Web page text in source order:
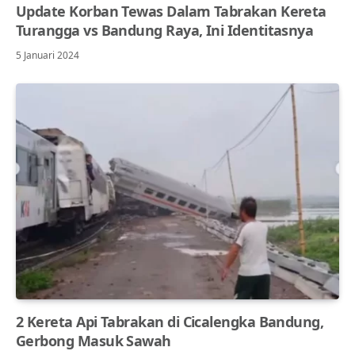
Update Korban Tewas Dalam Tabrakan Kereta
Turangga vs Bandung Raya, Ini Identitasnya
5 Januari 2024
2 Kereta Api Tabrakan di Cicalengka Bandung,
Gerbong Masuk Sawah